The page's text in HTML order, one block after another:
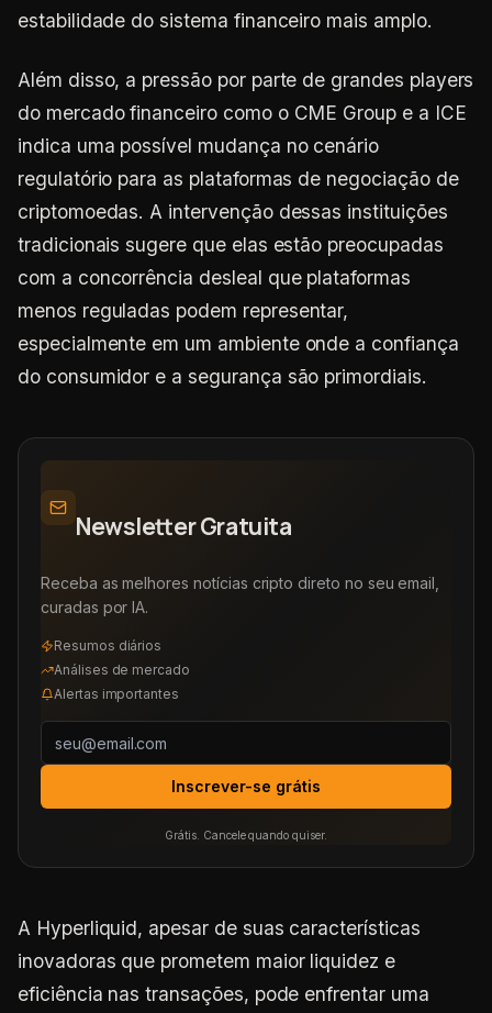
estabilidade do sistema financeiro mais amplo.
Além disso, a pressão por parte de grandes players
do mercado financeiro como o CME Group e a ICE
indica uma possível mudança no cenário
regulatório para as plataformas de negociação de
criptomoedas. A intervenção dessas instituições
tradicionais sugere que elas estão preocupadas
com a concorrência desleal que plataformas
menos reguladas podem representar,
especialmente em um ambiente onde a confiança
do consumidor e a segurança são primordiais.
Newsletter Gratuita
Receba as melhores notícias cripto direto no seu email,
curadas por IA.
Resumos diários
Análises de mercado
Alertas importantes
Inscrever-se grátis
Grátis. Cancele quando quiser.
A Hyperliquid, apesar de suas características
inovadoras que prometem maior liquidez e
eficiência nas transações, pode enfrentar uma